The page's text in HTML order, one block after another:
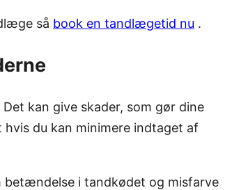
så book en tandlægetid nu .
kan give skader, som gør dine
du kan minimere indtaget af
betændelse i tandkødet og misfarve